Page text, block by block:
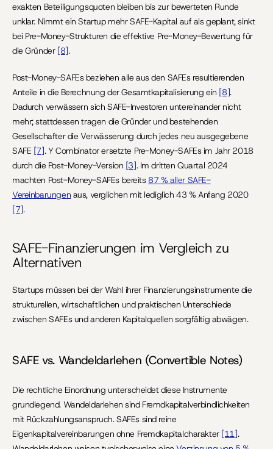
exakten Beteiligungsquoten bleiben bis zur bewerteten Runde
unklar. Nimmt ein Startup mehr SAFE-Kapital auf als geplant, sinkt
bei Pre-Money-Strukturen die effektive Pre-Money-Bewertung für
die Gründer [8].
Post-Money-SAFEs beziehen alle aus den SAFEs resultierenden
Anteile in die Berechnung der Gesamtkapitalisierung ein [8].
Dadurch verwässern sich SAFE-Investoren untereinander nicht
mehr; stattdessen tragen die Gründer und bestehenden
Gesellschafter die Verwässerung durch jedes neu ausgegebene
SAFE [7]. Y Combinator ersetzte Pre-Money-SAFEs im Jahr 2018
durch die Post-Money-Version [3]. Im dritten Quartal 2024
machten Post-Money-SAFEs bereits 87 % aller SAFE-
Vereinbarungen
aus, verglichen mit lediglich 43 % Anfang 2020
[7].
SAFE-Finanzierungen im Vergleich zu
Alternativen
Startups müssen bei der Wahl ihrer Finanzierungsinstrumente die
strukturellen, wirtschaftlichen und praktischen Unterschiede
zwischen SAFEs und anderen Kapitalquellen sorgfältig abwägen.
SAFE vs. Wandeldarlehen (Convertible Notes)
Die rechtliche Einordnung unterscheidet diese Instrumente
grundlegend. Wandeldarlehen sind Fremdkapitalverbindlichkeiten
mit Rückzahlungsanspruch. SAFEs sind reine
Eigenkapitalvereinbarungen ohne Fremdkapitalcharakter [11].